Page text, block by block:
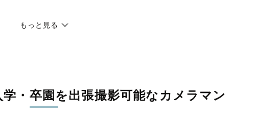
もっと見る
・卒園を出張撮影可能なカメラマン